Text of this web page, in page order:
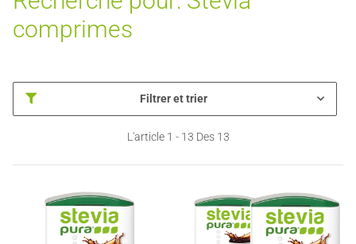
comprimes
Filtrer et trier
L'article 1 - 13 Des 13